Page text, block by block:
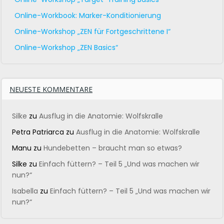
Online-Workbook: Marker-Konditionierung
Online-Workshop „ZEN für Fortgeschrittene I“
Online-Workshop „ZEN Basics“
NEUESTE KOMMENTARE
Silke zu Ausflug in die Anatomie: Wolfskralle
Petra Patriarca zu Ausflug in die Anatomie: Wolfskralle
Manu zu Hundebetten – braucht man so etwas?
Silke zu Einfach füttern? – Teil 5 „Und was machen wir
nun?“
Isabella zu Einfach füttern? – Teil 5 „Und was machen wir
nun?“